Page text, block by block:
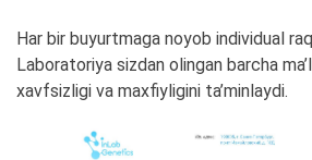
Har bir buyurtmaga noyob individual
Laboratoriya sizdan olingan barcha
xavfsizligi va maxfiyligini ta’minlaydi.